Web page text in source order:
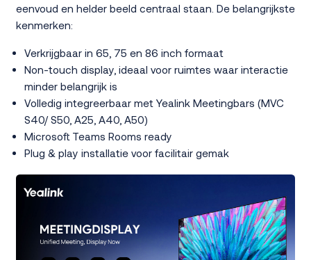
eenvoud en helder beeld centraal staan. De belangrijkste
kenmerken:
Verkrijgbaar in 65, 75 en 86 inch formaat
Non-touch display, ideaal voor ruimtes waar interactie
minder belangrijk is
Volledig integreerbaar met Yealink Meetingbars (MVC
S40/ S50, A25, A40, A50)
Microsoft Teams Rooms ready
Plug & play installatie voor facilitair gemak